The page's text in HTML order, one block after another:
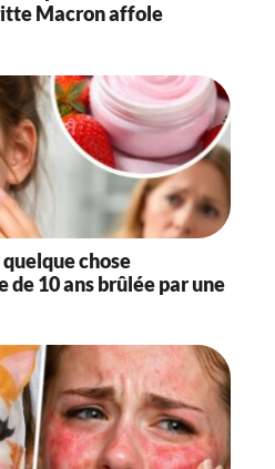
Macron affole
chose
de 10 ans brûlée par une